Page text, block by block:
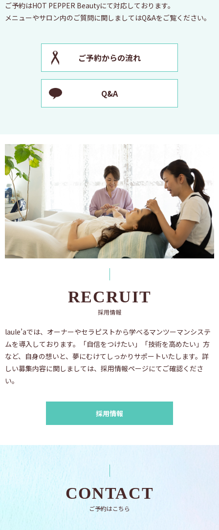
ご予約はHOT PEPPER Beautyにて対応しております。
メニューやサロン内のご質問に関しましてはQ&Aをご覧ください。
ご予約からの流れ
Q&A
RECRUIT
採用情報
laule’aでは、オーナーやセラピストから学べるマンツーマンシステ
ムを導入しております。「自信をつけたい」「技術を高めたい」方
など、自身の想いと、夢にむけてしっかりサポートいたします。詳
しい募集内容に関しましては、採用情報ページにてご確認くださ
い。
採用情報
CONTACT
ご予約はこちら